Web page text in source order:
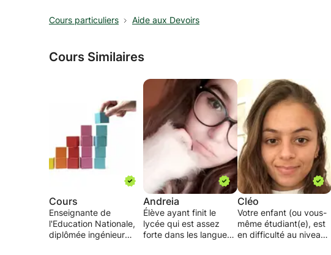
Cours particuliers Aide aux Devoirs
Cours Similaires
Cours
Enseignante de
l'Education Nationale,
diplômée ingénieur
Andreia
Élève ayant finit le
lycée qui est assez
forte dans les langues,
Cléo
Votre enfant (ou vous-
même étudiant(e), est
en difficulté au niveau